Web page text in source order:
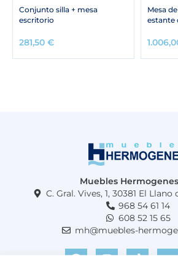
Conjunto silla + mesa
escritorio
281,50 €
Mesa
estante
Muebles Hermogenes
C. Gral. Vives, 1, 30381 El
968 54 61 14
608 52 15 65
mh@muebles-
F
a
I
n
T
i
Y
o